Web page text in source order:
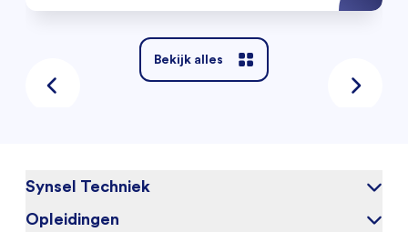
Bekijk alles
Synsel Techniek
Over ons
Opleidingen